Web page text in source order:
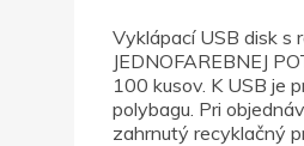
Vyklápací USB disk s
JEDNOFAREBNEJ
100 kusov. K USB je
polybagu. Pri
zahrnutý recyklačný